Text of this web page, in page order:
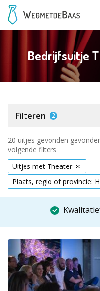
Bedrijfsuitje
Filteren 2
20 uitjes gevonden
volgende filters
Uitjes met Theater
Plaats, regio of provincie: